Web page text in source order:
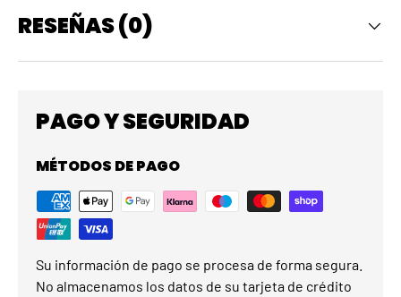
RESEÑAS (0)
PAGO Y SEGURIDAD
MÉTODOS DE PAGO
Su información de pago se procesa de forma segura.
No almacenamos los datos de su tarjeta de crédito